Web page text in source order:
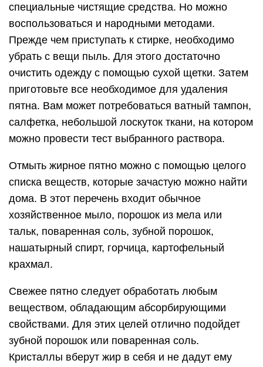
специальные чистящие средства. Но можно
воспользоваться и народными методами.
Прежде чем приступать к стирке, необходимо
убрать с вещи пыль. Для этого достаточно
очистить одежду с помощью сухой щетки. Затем
приготовьте все необходимое для удаления
пятна. Вам может потребоваться ватный тампон,
салфетка, небольшой лоскуток ткани, на котором
можно провести тест выбранного раствора.
Отмыть жирное пятно можно с помощью целого
списка веществ, которые зачастую можно найти
дома. В этот перечень входит обычное
хозяйственное мыло, порошок из мела или
тальк, поваренная соль, зубной порошок,
нашатырный спирт, горчица, картофельный
крахмал.
Свежее пятно следует обработать любым
веществом, обладающим абсорбирующими
свойствами. Для этих целей отлично подойдет
зубной порошок или поваренная соль.
Кристаллы вберут жир в себя и не дадут ему